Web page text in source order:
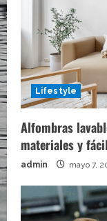
Lifestyle
Alfombras
materiales y
admin mayo 7,